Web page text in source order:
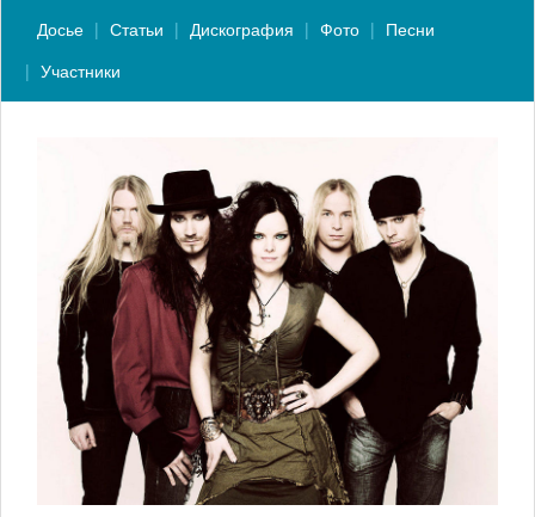
Досье Статьи Дискография Фото
Песни
Участники